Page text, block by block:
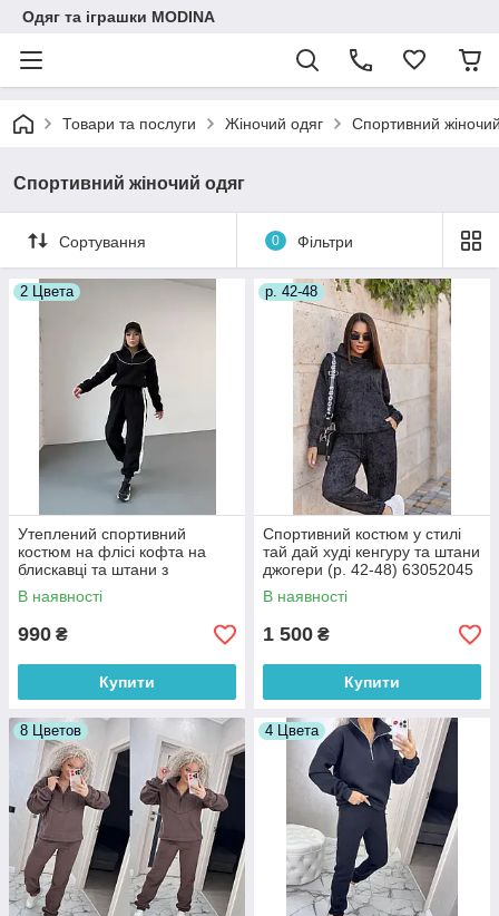
Одяг та іграшки MODINA
Товари та послуги Жіночий одяг Спортивний
Спортивний жіночий одяг
Сортування 0 Фільтри
2 Цвета
Утеплений спортивний
костюм на флісі кофта на
блискавці та штани з
лампасами (р. 42-48)
2052058
В наявності
990 ₴
Купити
р. 42-48
Спортивний костюм у стилі
тай дай худі кенгуру та штани
джогери (р. 42-48) 63052045
В наявності
1 500 ₴
Купити
8 Цветов 4 Цвета